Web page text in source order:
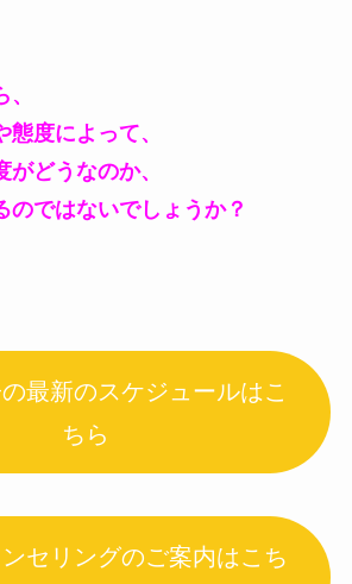
度によって、
どうなのか、
のではないでしょうか？
最新のスケジュールはこ
ちら
セリングのご案内はこち